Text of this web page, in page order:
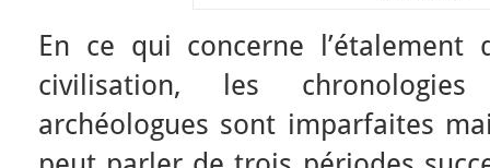
En ce qui concerne
civilisation, les
archéologues sont imparfaites